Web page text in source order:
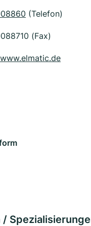
(Telefon)
(Fax)
/